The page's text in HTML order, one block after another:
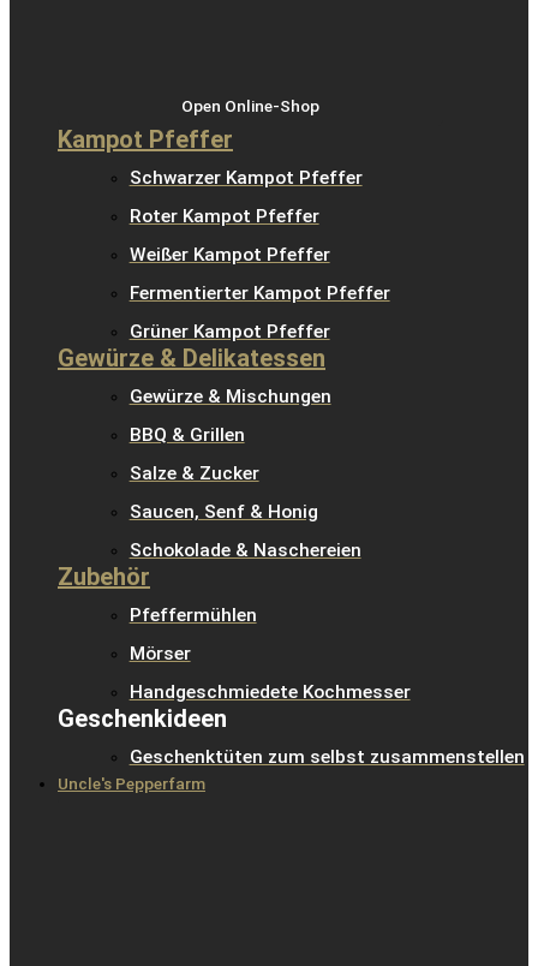
Open Online-Shop
Kampot Pfeffer
Schwarzer Kampot Pfeffer
Roter Kampot Pfeffer
Weißer Kampot Pfeffer
Fermentierter Kampot Pfeffer
Grüner Kampot Pfeffer
Gewürze & Delikatessen
Gewürze & Mischungen
BBQ & Grillen
Salze & Zucker
Saucen, Senf & Honig
Schokolade & Naschereien
Zubehör
Pfeffermühlen
Mörser
Handgeschmiedete Kochmesser
Geschenkideen
Geschenktüten zum selbst zusammenstellen
Uncle's Pepperfarm